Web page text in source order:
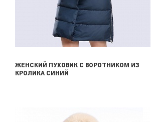
ЖЕНСКИЙ ПУХОВИК С ВОРОТНИКОМ ИЗ
КРОЛИКА СИНИЙ